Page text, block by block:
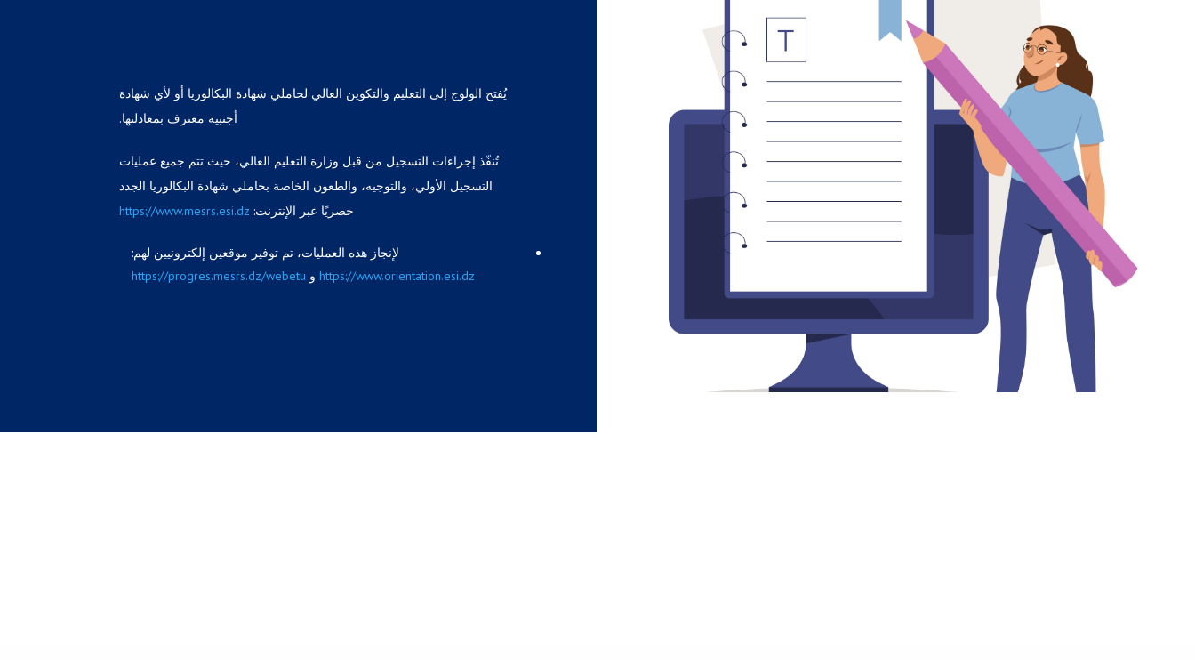
يُفتح الولوج إلى التعليم والتكوين العالي لحاملي شهادة البكالوريا أو لأي شهادة
أجنبية معترف بمعادلتها.
تُنفّذ إجراءات التسجيل من قبل وزارة التعليم العالي، حيث تتم جميع عمليات
التسجيل الأولي، والتوجيه، والطعون الخاصة بحاملي شهادة البكالوريا الجدد
حصريًا عبر الإنترنت: https://www.mesrs.esi.dz
لإنجاز هذه العمليات، تم توفير موقعين إلكترونيين لهم:
https://www.orientation.esi.dzو https://progres.mesrs.dz/webetu